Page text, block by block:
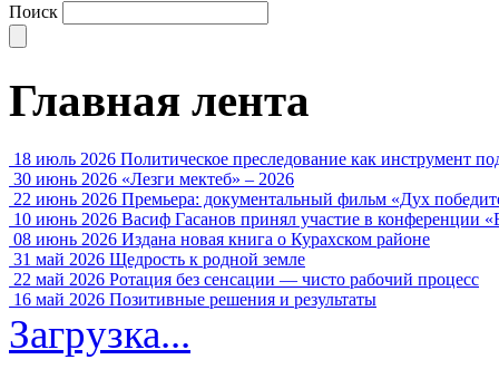
Поиск
Главная лента
18 июль 2026 Политическое преследование как инструмент
30 июнь 2026 «Лезги мектеб» – 2026
22 июнь 2026 Премьера: документальный фильм «Дух
10 июнь 2026 Васиф Гасанов принял участие в конференции
08 июнь 2026 Издана новая книга о Курахском районе
31 май 2026 Щедрость к родной земле
22 май 2026 Ротация без сенсации — чисто рабочий процесс
16 май 2026 Позитивные решения и результаты
Загрузка...